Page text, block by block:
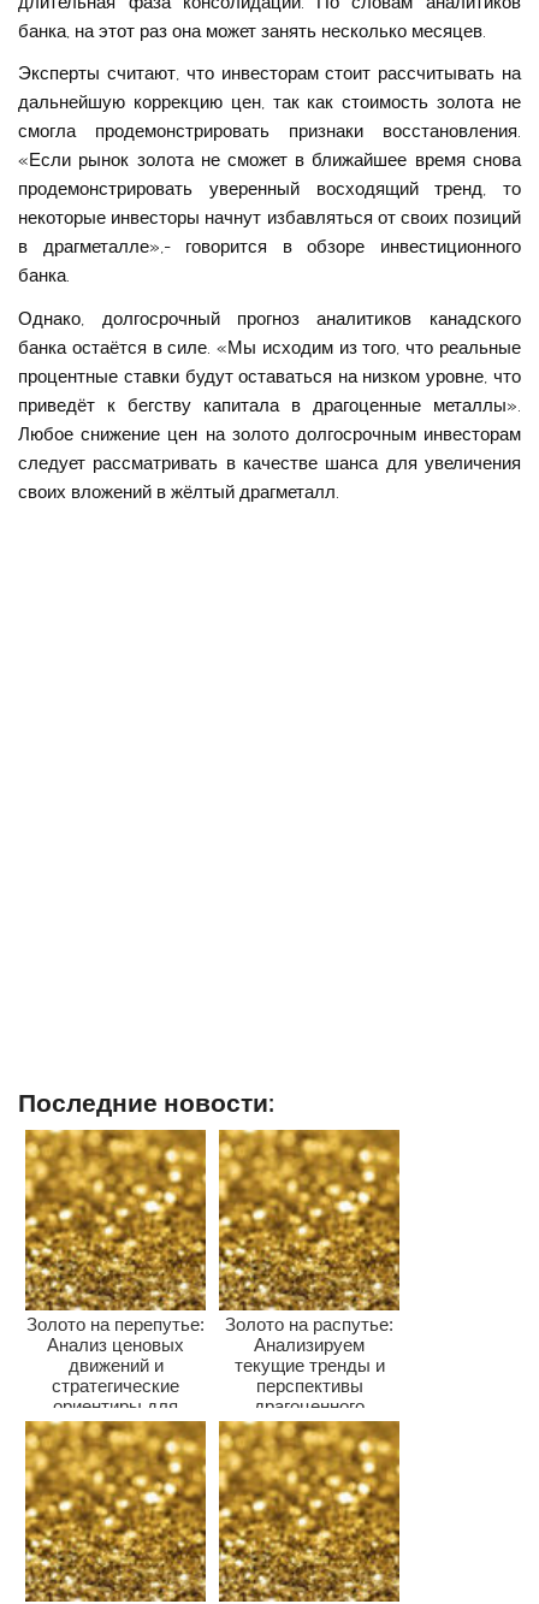
банка, на этот раз она может занять несколько месяцев.
Эксперты считают, что инвесторам стоит рассчитывать на
дальнейшую коррекцию цен, так как стоимость золота не
смогла продемонстрировать признаки восстановления.
«Если рынок золота не сможет в ближайшее время снова
продемонстрировать уверенный восходящий тренд, то
некоторые инвесторы начнут избавляться от своих позиций
в драгметалле»,- говорится в обзоре инвестиционного
банка.
Однако, долгосрочный прогноз аналитиков канадского
банка остаётся в силе. «Мы исходим из того, что реальные
процентные ставки будут оставаться на низком уровне, что
приведёт к бегству капитала в драгоценные металлы».
Любое снижение цен на золото долгосрочным инвесторам
следует рассматривать в качестве шанса для увеличения
своих вложений в жёлтый драгметалл.
Последние новости:
Золото на перепутье:
Анализ ценовых
движений и
стратегические
ориентиры для
инвесторов
Золото на распутье:
Анализируем
текущие тренды и
перспективы
драгоценного
металла